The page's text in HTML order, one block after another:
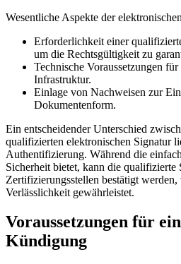
Wesentliche Aspekte der
Erforderlichkeit einer
um die Rechtsgültigkeit zu
Technische Voraussetzungen
Infrastruktur.
Einlage von Nachweisen zur
Dokumentenform.
Ein entscheidender Unterschied
qualifizierten elektronischen Signatur
Authentifizierung. Während die
Sicherheit bietet, kann die qualifizierte
Zertifizierungsstellen bestätigt
Verlässlichkeit gewährleistet.
Voraussetzungen für
Kündigung